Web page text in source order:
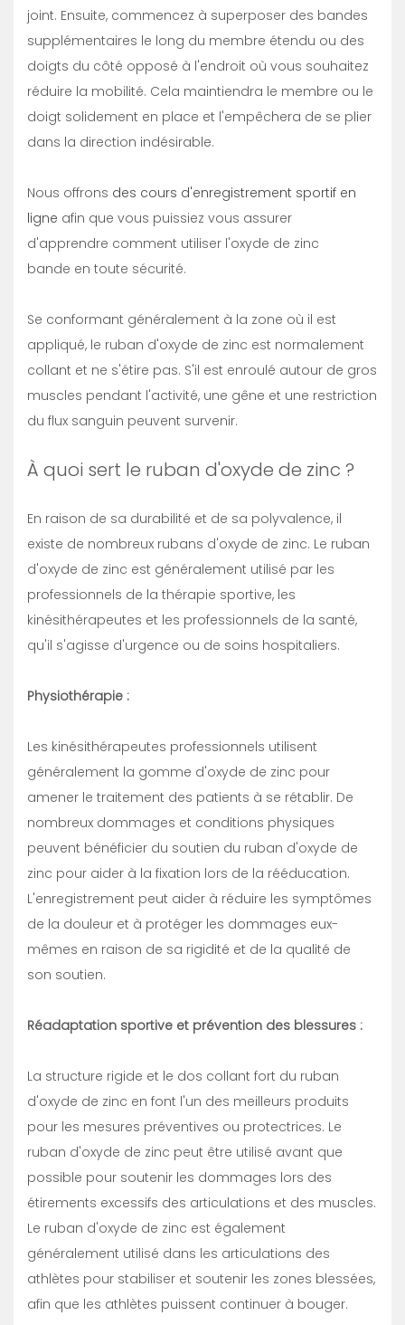
joint. Ensuite, commencez à superposer des bandes
supplémentaires le long du membre étendu ou des
doigts du côté opposé à l'endroit où vous souhaitez
réduire la mobilité. Cela maintiendra le membre ou le
doigt solidement en place et l'empêchera de se plier
dans la direction indésirable.
Nous offrons des cours d'enregistrement sportif en
ligne afin que vous puissiez vous assurer
d'apprendre comment utiliser l'oxyde de zinc
bande en toute sécurité.
Se conformant généralement à la zone où il est
appliqué, le ruban d'oxyde de zinc est normalement
collant et ne s'étire pas. S'il est enroulé autour de gros
muscles pendant l'activité, une gêne et une restriction
du flux sanguin peuvent survenir.
À quoi sert le ruban d'oxyde de zinc ?
En raison de sa durabilité et de sa polyvalence, il
existe de nombreux rubans d'oxyde de zinc. Le ruban
d'oxyde de zinc est généralement utilisé par les
professionnels de la thérapie sportive, les
kinésithérapeutes et les professionnels de la santé,
qu'il s'agisse d'urgence ou de soins hospitaliers.
Physiothérapie :
Les kinésithérapeutes professionnels utilisent
généralement la gomme d'oxyde de zinc pour
amener le traitement des patients à se rétablir. De
nombreux dommages et conditions physiques
peuvent bénéficier du soutien du ruban d'oxyde de
zinc pour aider à la fixation lors de la rééducation.
L'enregistrement peut aider à réduire les symptômes
de la douleur et à protéger les dommages eux-
mêmes en raison de sa rigidité et de la qualité de
son soutien.
Réadaptation sportive et prévention des blessures :
La structure rigide et le dos collant fort du ruban
d'oxyde de zinc en font l'un des meilleurs produits
pour les mesures préventives ou protectrices. Le
ruban d'oxyde de zinc peut être utilisé avant que
possible pour soutenir les dommages lors des
étirements excessifs des articulations et des muscles.
Le ruban d'oxyde de zinc est également
généralement utilisé dans les articulations des
athlètes pour stabiliser et soutenir les zones blessées,
afin que les athlètes puissent continuer à bouger.